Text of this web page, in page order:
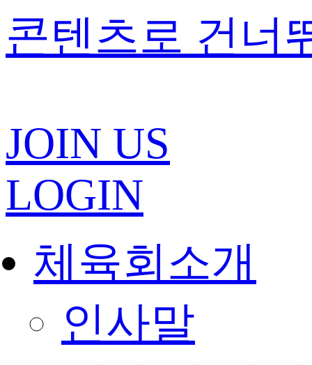
콘텐츠로 건너
JOIN US
LOGIN
체육회소개
인사말